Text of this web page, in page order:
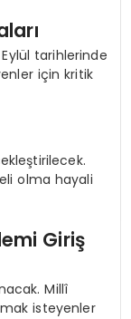
Eylül tarihlerinde
için kritik
olma hayali
Giriş
Millî
isteyenler